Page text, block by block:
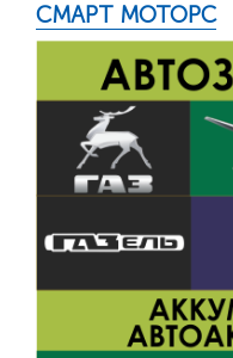
СМАРТ МОТОРС